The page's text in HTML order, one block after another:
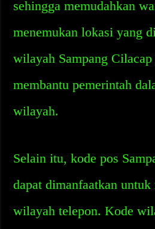
sehingga memudahkan
menemukan lokasi yang
wilayah Sampang
membantu pemerintah
wilayah.
Selain itu, kode pos
dapat dimanfaatkan untuk
wilayah telepon. Kode